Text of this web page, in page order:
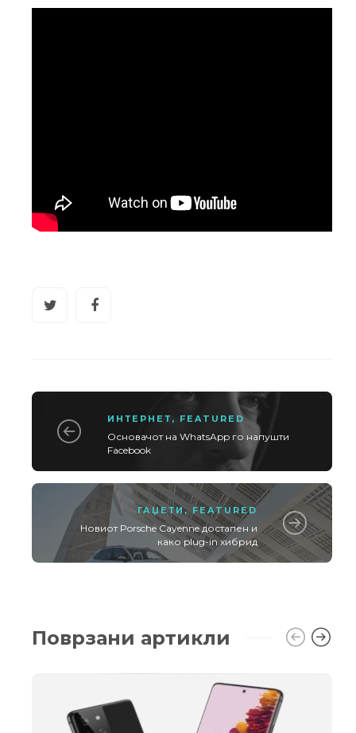
ИНТЕРНЕТ, FEATURED
Основачот на WhatsApp го напушти
Facebook
ГАЏЕТИ, FEATURED
Новиот Porsche Cayenne достапен и
како plug-in хибрид
Поврзани артикли